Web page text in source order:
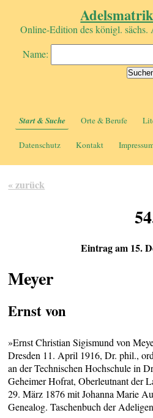
Online-Edition des königl. sächs.
Name:
Start & Suche Orte & Berufe
Datenschutz Kontakt
« zurück
Eintrag am 15.
Meyer
Ernst von
»Ernst Christian Sigismund von
Dresden 11. April 1916, Dr. phil.,
an der Technischen Hochschule in
Geheimer Hofrat, Oberleutnant der
29. März 1876 mit Johanna Marie
Genealog. Taschenbuch der